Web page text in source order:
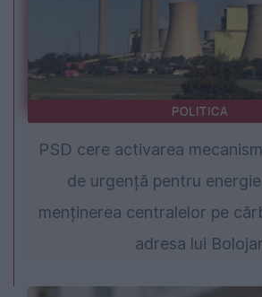
POLITICA
PSD cere activarea
de urgență pentru
menținerea centralelor pe
adresa lui